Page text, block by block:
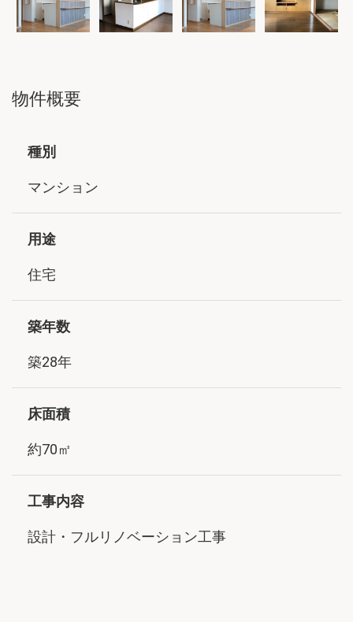
物件概要
種別
マンション
用途
住宅
築年数
築28年
床面積
約70㎡
工事内容
設計・フルリノベーション工事